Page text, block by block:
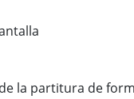
la partitura de